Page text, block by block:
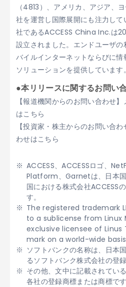
（4813）、アメリカ、アジア、
社を運営し国際展開にも注力して
社であるACCESS China Inc.は
設立されました。エンドユーザ
バイルインターネットならびに
ソリューションを提供しています。
●本リリースに関するお問い
【報道機関からのお問い合わせ
はこちら
【投資家・株主からのお問い合
わせはこちら
ACCESS、ACCESSロゴ、
Platform、Garnetは、日本
国における株式会社ACCESS
す。
The registered trademark
to a sublicense from Linux
exclusive licensee of
mark on a world-wide
ソフトバンクの名称は、日本
るソフトバンク株式会社の登
その他、文中に記載されてい
各社の登録商標または商標です